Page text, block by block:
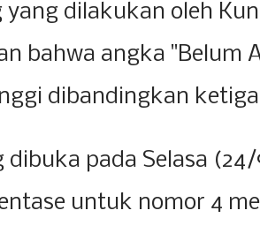
yang dilakukan oleh
bahwa angka "Belum
dibandingkan
dibuka pada Selasa
untuk nomor 4